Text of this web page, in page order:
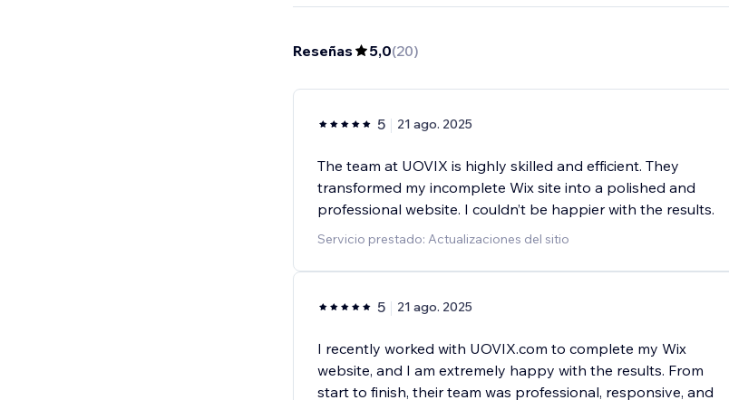
Reseñas 5,0(20)
5 21 ago. 2025
The team at UOVIX is highly skilled and efficient. They
transformed my incomplete Wix site into a polished and
professional website. I couldn’t be happier with the results.
Servicio prestado: Actualizaciones del sitio
5 21 ago. 2025
I recently worked with UOVIX.com to complete my Wix
website, and I am extremely happy with the results. From
start to finish, their team was professional, responsive, and